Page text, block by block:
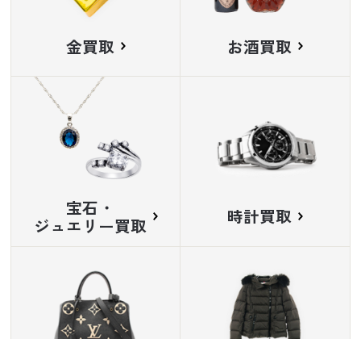
金買取 お酒買取
宝石・
ジュエリー買取 時計買取